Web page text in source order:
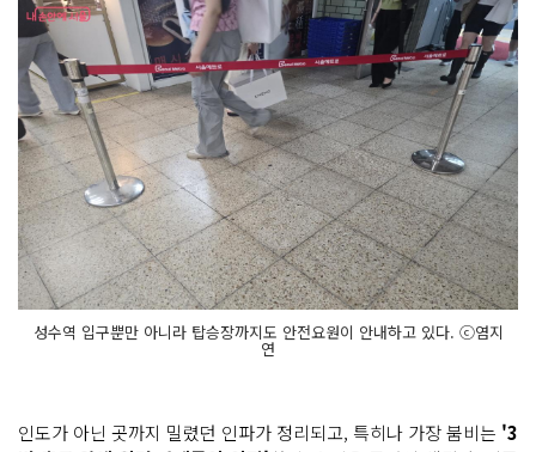
성수역 입구뿐만 아니라 탑승장까지도 안전요원이 안내하고 있다. ⓒ염지
연
인도가 아닌 곳까지 밀렸던 인파가 정리되고, 특히나 가장 붐비는 '3